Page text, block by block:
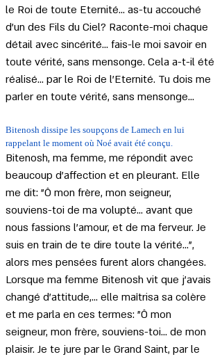
le Roi de toute Eternité... as-tu accouché
d'un des Fils du Ciel? Raconte-moi chaque
détail avec sincérité... fais-le moi savoir en
toute vérité, sans mensonge. Cela a-t-il été
réalisé... par le Roi de l'Eternité. Tu dois me
parler en toute vérité, sans mensonge...
Bitenosh dissipe les soupçons de Lamech en lui
rappelant le moment où Noé avait été conçu.
Bitenosh, ma femme, me répondit avec
beaucoup d'affection et en pleurant. Elle
me dit: "Ô mon frère, mon seigneur,
souviens-toi de ma volupté... avant que
nous fassions l'amour, et de ma ferveur. Je
suis en train de te dire toute la vérité...",
alors mes pensées furent alors changées.
Lorsque ma femme Bitenosh vit que j'avais
changé d'attitude,... elle maîtrisa sa colère
et me parla en ces termes: "Ô mon
seigneur, mon frère, souviens-toi... de mon
plaisir. Je te jure par le Grand Saint, par le